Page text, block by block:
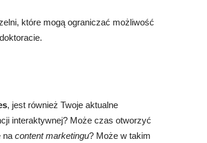
które mogą ograniczać możliwość
, jest również Twoje aktualne
interaktywnej? Może czas otworzyć
na content marketingu? Może w takim